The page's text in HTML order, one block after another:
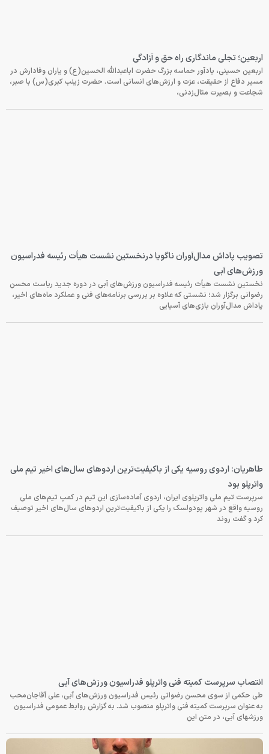
اربعین؛ تجلی ماندگاری راه حق و آزادگی
اربعین حسینی، یادآور حماسه بزرگ حضرت اباعبدالله الحسین(ع) و یاران وفادارش در
مسیر دفاع از حقیقت، عزت و ارزش‌های انسانی است. حضرت زینب کبری(س) با صبر،
شجاعت و بصیرت مثال‌زدنی،
تصویب پاداش مدال‌آوران ناگویا درنخستین نشست هیأت رئیسه فدراسیون
ورزش‌های آبی
نخستین نشست هیأت رئیسه فدراسیون ورزش‌های آبی در دوره جدید ریاست محسن
رضوانی برگزار شد؛ نشستی که علاوه بر بررسی برنامه‌های فنی و عملکرد ماه‌های اخیر،
پاداش مدال‌آوران بازی‌های آسیایی
طاهریان: اردوی روسیه یکی از باکیفیت‌ترین اردوهای سال‌های اخیر تیم ملی
واترپلو بود
سرپرست تیم ملی واترپلوی ایران، اردوی آماده‌سازی این تیم در کمپ تیم‌های ملی
روسیه واقع در شهر پودولسک را یکی از باکیفیت‌ترین اردوهای سال‌های اخیر توصیف
کرد و گفت روند
انتصاب سرپرست کمیته فنی واترپلو فدراسیون ورزش‌های آبی
طی حکمی از سوی محسن رضوانی رئیس فدراسیون ورزش‌های آبی، علی آقاجان‌محب
به عنوان سرپرست کمیته فنی واترپلو منصوب شد. به گزارش روابط عمومی فدراسیون
ورزشهای آبی، در متن این